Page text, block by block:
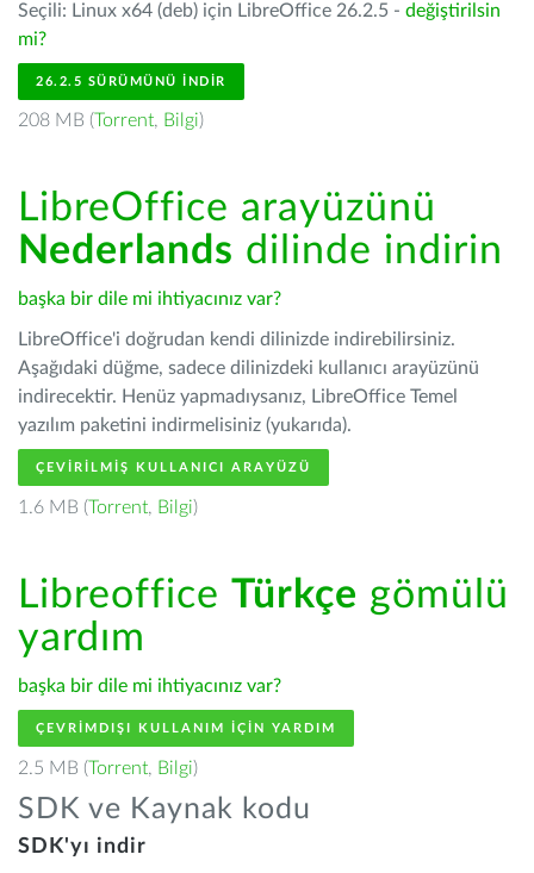
Seçili: Linux x64 (deb) için LibreOffice 26.2.5 - değiştirilsin
mi?
26.2.5 SÜRÜMÜNÜ İNDIR
208 MB (Torrent, Bilgi)
LibreOffice arayüzünü
Nederlands dilinde indirin
başka bir dile mi ihtiyacınız var?
LibreOffice'i doğrudan kendi dilinizde indirebilirsiniz.
Aşağıdaki düğme, sadece dilinizdeki kullanıcı arayüzünü
indirecektir. Henüz yapmadıysanız, LibreOffice Temel
yazılım paketini indirmelisiniz (yukarıda).
ÇEVIRILMIŞ KULLANICI ARAYÜZÜ
1.6 MB (Torrent, Bilgi)
Libreoffice Türkçe gömülü
yardım
başka bir dile mi ihtiyacınız var?
ÇEVRIMDIŞI KULLANIM IÇIN YARDIM
2.5 MB (Torrent, Bilgi)
SDK ve Kaynak kodu
SDK'yı indir